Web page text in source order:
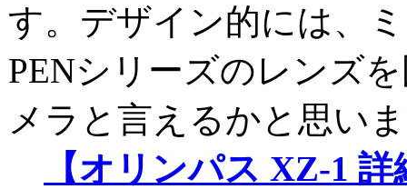
す。デザイン的には、
PENシリーズのレンズ
メラと言えるかと思い
【オリンパス XZ-1